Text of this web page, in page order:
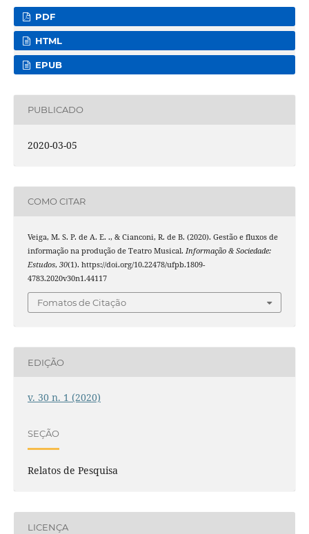
PDF
HTML
EPUB
PUBLICADO
2020-03-05
COMO CITAR
Veiga, M. S. P. de A. E. ., & Cianconi, R. de B. (2020). Gestão e fluxos de
informação na produção de Teatro Musical. Informação & Sociedade:
Estudos, 30(1). https://doi.org/10.22478/ufpb.1809-
4783.2020v30n1.44117
Fomatos de Citação
EDIÇÃO
v. 30 n. 1 (2020)
SEÇÃO
Relatos de Pesquisa
LICENÇA